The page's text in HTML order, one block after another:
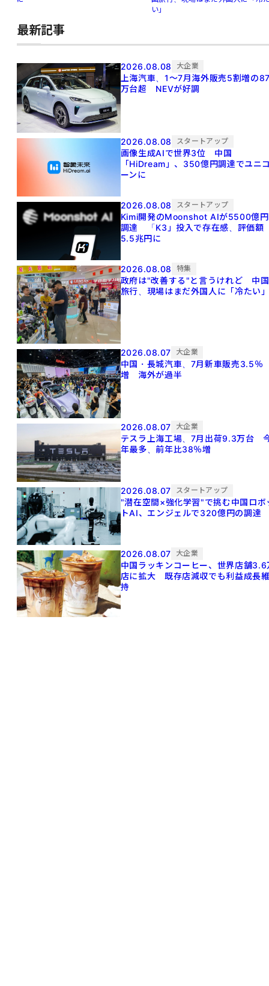
い」
最新記事
2026.08.08 大企業
上海汽車、1～7月海外販売5割増の
万台超 NEVが好調
2026.08.08 スタートアップ
画像生成AIで世界3位 中国
「HiDream」、350億円調達でユニ
ーンに
2026.08.08 スタートアップ
Kimi開発のMoonshot AIが5500億円
調達 「K3」投入で存在感、評価額
5.5兆円に
2026.08.08 特集
政府は"改善する"と言うけれど 中国
旅行、現場はまだ外国人に「冷たい
2026.08.07 大企業
中国・長城汽車、7月新車販売3.5％
増 海外が過半
2026.08.07 大企業
テスラ上海工場、7月出荷9.3万台
年最多、前年比38％増
2026.08.07 スタートアップ
"潜在空間×強化学習"で挑む中国ロボ
トAI、エンジェルで320億円の調達
2026.08.07 大企業
中国ラッキンコーヒー、世界店舗3.6
店に拡大 既存店減収でも利益成長
持